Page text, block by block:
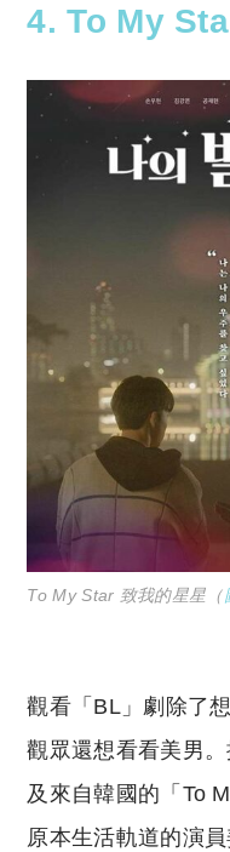
4. To My
To My Star 致我的星星（
觀看「BL」劇除了
觀眾還想看看美男
及來自韓國的「To
原本生活軌道的演